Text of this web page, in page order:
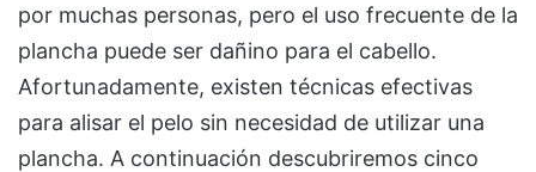
por muchas personas, pero el uso frecuente de la
plancha puede ser dañino para el cabello.
Afortunadamente, existen técnicas efectivas
para alisar el pelo sin necesidad de utilizar una
plancha. A continuación descubriremos cinco